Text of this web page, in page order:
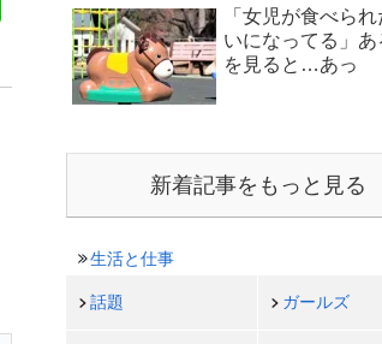
「女児が食べら
いになってる」あ
を見ると…あっ
新着記事をもっと見る
生活と仕事
話題 ガールズ